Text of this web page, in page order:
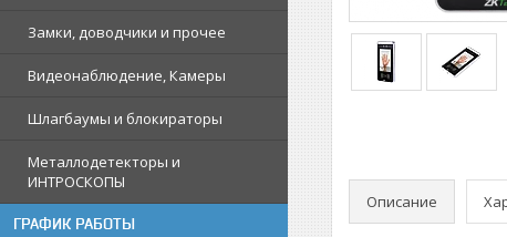
Замки, доводчики и прочее
Видеонаблюдение, Камеры
Шлагбаумы и блокираторы
Металлодетекторы и
ИНТРОСКОПЫ
ГРАФИК РАБОТЫ
Описание